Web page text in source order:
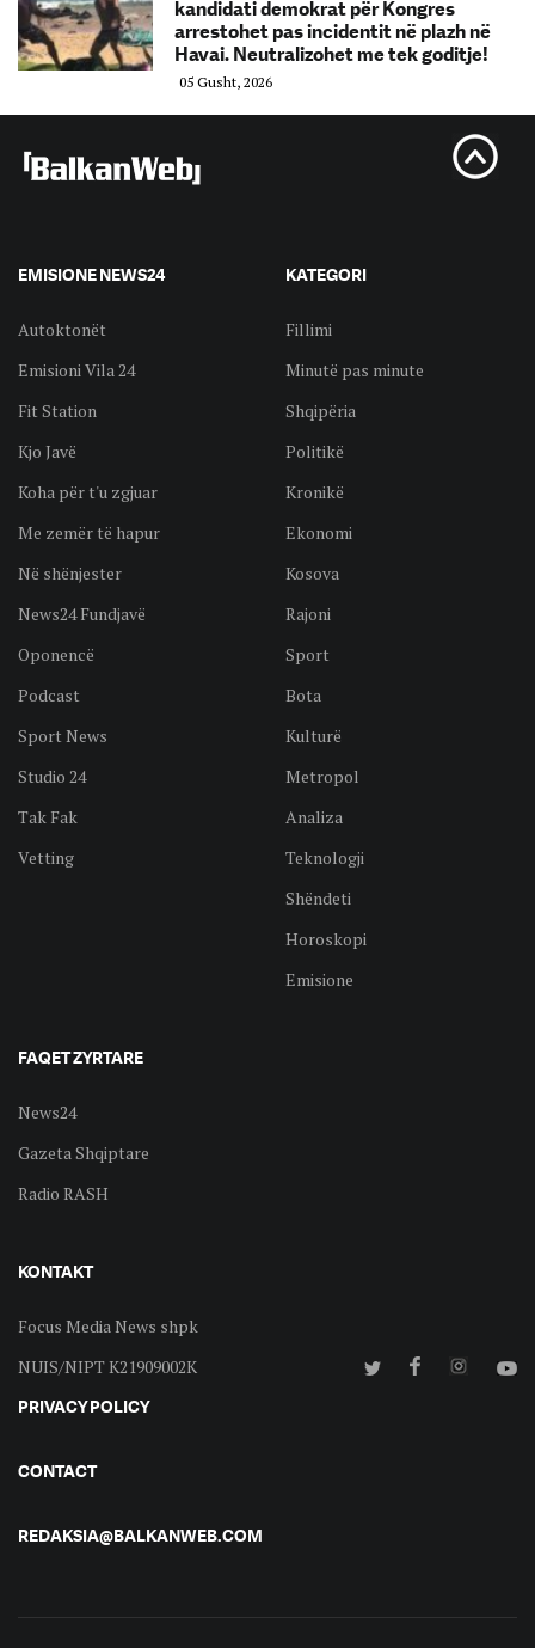
kandidati demokrat për Kongres
arrestohet pas incidentit në plazh në
Havai. Neutralizohet me tek goditje!
05 Gusht, 2026
EMISIONE NEWS24
Autoktonët
Emisioni Vila 24
Fit Station
Kjo Javë
Koha për t'u zgjuar
Me zemër të hapur
Në shënjester
News24 Fundjavë
Oponencë
Podcast
Sport News
Studio 24
Tak Fak
Vetting
KATEGORI
Fillimi
Minutë pas minute
Shqipëria
Politikë
Kronikë
Ekonomi
Kosova
Rajoni
Sport
Bota
Kulturë
Metropol
Analiza
Teknologji
Shëndeti
Horoskopi
Emisione
FAQET ZYRTARE
News24
Gazeta Shqiptare
Radio RASH
KONTAKT
Focus Media News shpk
NUIS/NIPT K21909002K
PRIVACY POLICY
CONTACT
REDAKSIA@BALKANWEB.COM